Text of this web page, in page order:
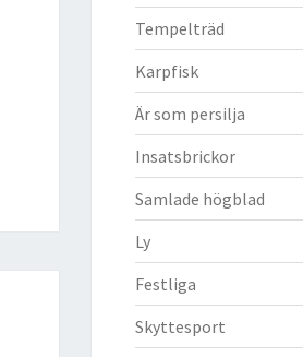
Tempelträd
Karpfisk
Är som persilja
Insatsbrickor
Samlade högblad
Ly
Festliga
Skyttesport